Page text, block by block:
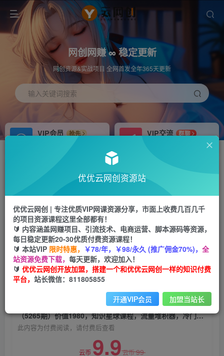
网创网赚 ∞ 稳定更新
网创资源&实战项目 全网首发全年365天更新
输入关键词搜索
VIP会员
抢先
免费下载全站资源
VIP交流
群聊
研究探讨更多创业项目路子。
站长V：hu91275
推荐
首页 中创网 正文
（5265期）价值1980，知识星球课程，流量堆积
器，冷门暴力引流项目，全网最新玩法，
优优云网创
2年前发布
关注 私信
（5265期）价值1980，知识星球课程，流量堆积器，冷门暴力引流项目，全网最新玩法，
此内容为付费阅读，请付费后查看
云币 9.9云币99
优优云网创资源站
优优云网创 | 专注优质VIP网课资源分享，市面上收费几百几千
的项目资源课程这里全部都有！
🔰 内容涵盖网赚项目、引流技术、电商运营、脚本源码等资源，
每日稳定更新20-30优质付费资源课程！
🔰 本站VIP 限时特惠， ￥78/年，￥98/永久 (推广佣金70%)， 全
站资源免费下载， 每天更新，欢迎加入！
🔰 优优云网创开放加盟，搭建一个和优优云网创一样的知识付费
平台， 站长微信：811805855
开通VIP会员 加盟当站长